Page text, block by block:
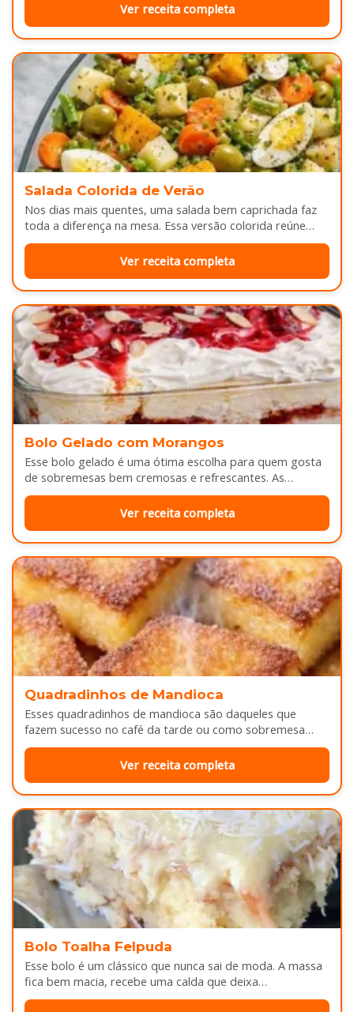
Ver receita completa
Salada Colorida de Verão
Nos dias mais quentes, uma salada bem caprichada faz
toda a diferença na mesa. Essa versão colorida reúne
legumes cozidos…
Ver receita completa
Bolo Gelado com Morangos
Esse bolo gelado é uma ótima escolha para quem gosta
de sobremesas bem cremosas e refrescantes. As
camadas de massa…
Ver receita completa
Quadradinhos de Mandioca
Esses quadradinhos de mandioca são daqueles que
fazem sucesso no café da tarde ou como sobremesa
depois do almoço. Por…
Ver receita completa
Bolo Toalha Felpuda
Esse bolo é um clássico que nunca sai de moda. A massa
fica bem macia, recebe uma calda que deixa…